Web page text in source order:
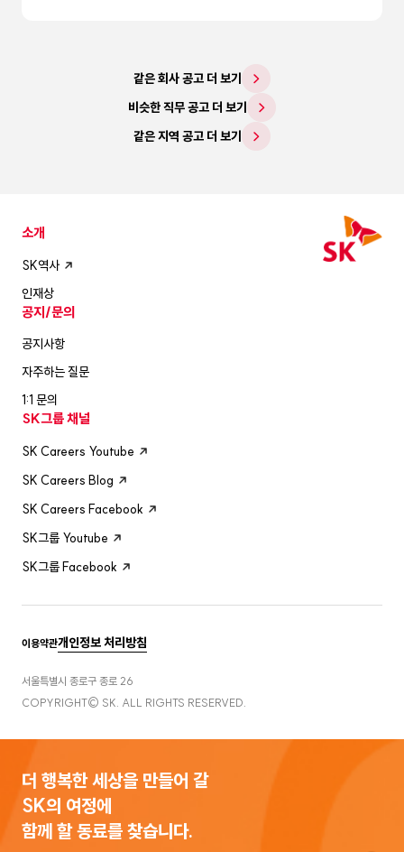
같은 회사 공고 더 보기
비슷한 직무 공고 더 보기
같은 지역 공고 더 보기
소개
SK역사
인재상
공지/문의
공지사항
자주하는 질문
1:1 문의
SK그룹 채널
SK Careers Youtube
SK Careers Blog
SK Careers Facebook
SK그룹 Youtube
SK그룹 Facebook
이용약관개인정보 처리방침
서울특별시 종로구 종로 26
COPYRIGHT© SK. ALL RIGHTS RESERVED.
더 행복한 세상을 만들어 갈
SK의 여정에
함께 할 동료를 찾습니다.